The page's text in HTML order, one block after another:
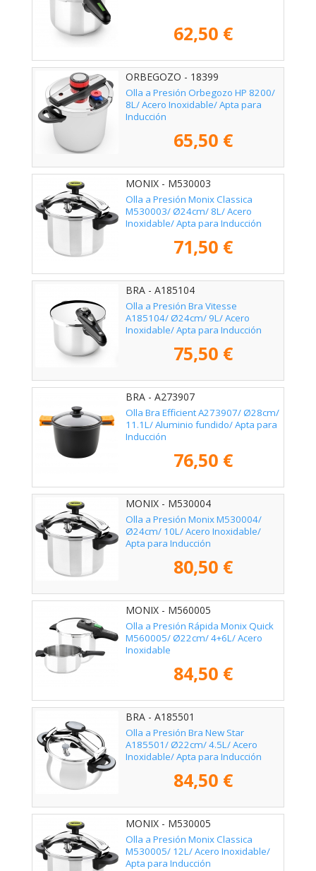
62,50 €
ORBEGOZO - 18399
Olla a Presión Orbegozo HP 8200/
8L/ Acero Inoxidable/ Apta para
Inducción
65,50 €
MONIX - M530003
Olla a Presión Monix Classica
M530003/ Ø24cm/ 8L/ Acero
Inoxidable/ Apta para Inducción
71,50 €
BRA - A185104
Olla a Presión Bra Vitesse
A185104/ Ø24cm/ 9L/ Acero
Inoxidable/ Apta para Inducción
75,50 €
BRA - A273907
Olla Bra Efficient A273907/ Ø28cm/
11.1L/ Aluminio fundido/ Apta para
Inducción
76,50 €
MONIX - M530004
Olla a Presión Monix M530004/
Ø24cm/ 10L/ Acero Inoxidable/
Apta para Inducción
80,50 €
MONIX - M560005
Olla a Presión Rápida Monix Quick
M560005/ Ø22cm/ 4+6L/ Acero
Inoxidable
84,50 €
BRA - A185501
Olla a Presión Bra New Star
A185501/ Ø22cm/ 4.5L/ Acero
Inoxidable/ Apta para Inducción
84,50 €
MONIX - M530005
Olla a Presión Monix Classica
M530005/ 12L/ Acero Inoxidable/
Apta para Inducción